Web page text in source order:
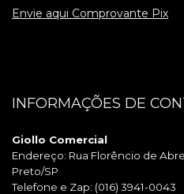
Envie aqui Comprovante Pix
INFORMAÇÕES DE
Giollo Comercial
Endereço: Rua Florêncio de
Preto/SP
Telefone e Zap: (016) 3941-0043